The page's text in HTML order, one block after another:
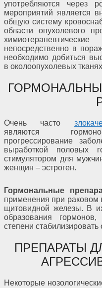
употребляются через
мероприятий является
общую систему
области опухолевого
непосредственно в
необходимо добиться
в околоопухолевых
Очень часто
являются
прогрессирование
выработкой половых
стимулятором для
женщин – эстроген.
Гормональные
применения при раковом
щитовидной железы. В
образования
степени
ПРЕПАРАТЫ
Некоторые